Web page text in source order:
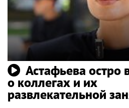
Астафьева остро
о коллегах и их
развлекательной